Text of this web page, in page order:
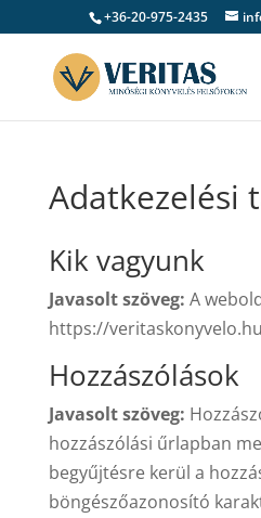
+36-20-975-2435
Adatkezelési
Kik vagyunk
Javasolt szöveg: A
https://
Hozzászólások
Javasolt szöveg:
hozzászólási űrlapban
begyűjtésre kerül a
böngészőazonosító